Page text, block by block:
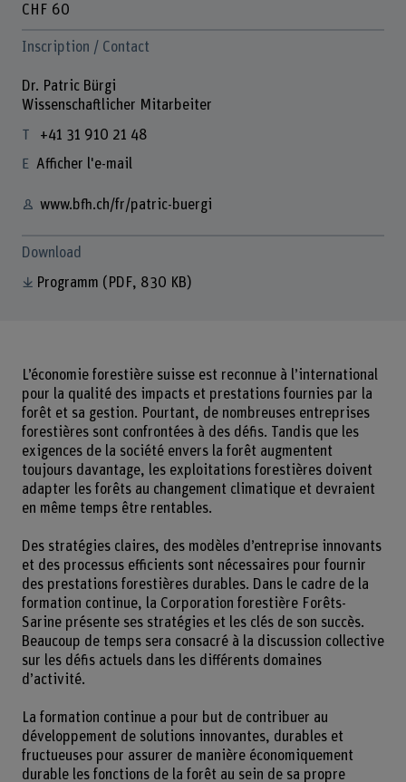
CHF 60
Inscription / Contact
Dr. Patric Bürgi
Wissenschaftlicher Mitarbeiter
+41 31 910 21 48
Afficher l'e-mail
www.bfh.ch/fr/patric-buergi
Download
Programm (PDF, 830 KB)
L’économie forestière suisse est reconnue à l’international
pour la qualité des impacts et prestations fournies par la
forêt et sa gestion. Pourtant, de nombreuses entreprises
forestières sont confrontées à des défis. Tandis que les
exigences de la société envers la forêt augmentent
toujours davantage, les exploitations forestières doivent
adapter les forêts au changement climatique et devraient
en même temps être rentables.
Des stratégies claires, des modèles d’entreprise innovants
et des processus efficients sont nécessaires pour fournir
des prestations forestières durables. Dans le cadre de la
formation continue, la Corporation forestière Forêts-
Sarine présente ses stratégies et les clés de son succès.
Beaucoup de temps sera consacré à la discussion collective
sur les défis actuels dans les différents domaines
d’activité.
La formation continue a pour but de contribuer au
développement de solutions innovantes, durables et
fructueuses pour assurer de manière économiquement
durable les fonctions de la forêt au sein de sa propre